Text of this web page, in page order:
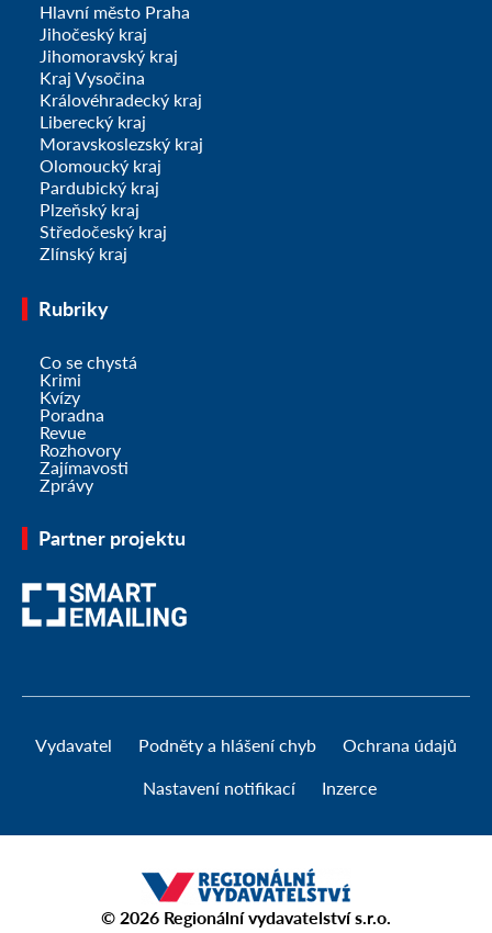
Hlavní město Praha
Jihočeský kraj
Jihomoravský kraj
Kraj Vysočina
Královéhradecký kraj
Liberecký kraj
Moravskoslezský kraj
Olomoucký kraj
Pardubický kraj
Plzeňský kraj
Středočeský kraj
Zlínský kraj
Rubriky
Co se chystá
Krimi
Kvízy
Poradna
Revue
Rozhovory
Zajímavosti
Zprávy
Partner projektu
Vydavatel Podněty a hlášení chyb Ochrana údajů
Nastavení notifikací Inzerce
© 2026 Regionální vydavatelství s.r.o.